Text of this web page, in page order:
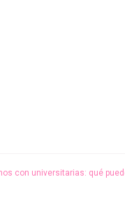
con universitarias: qué